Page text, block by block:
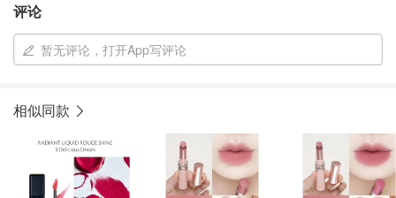
评论
暂无评论，打开App写评论
相似同款